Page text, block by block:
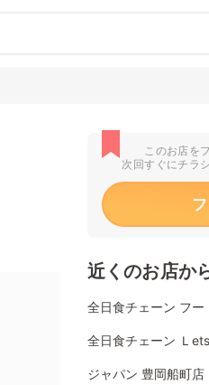
このお店を
次回すぐにチラ
近くのお店か
全日食チェーン フー
全日食チェーン Ｌ
ジャパン 豊岡船町店